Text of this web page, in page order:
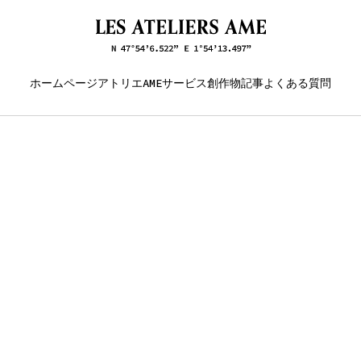
ホームページアトリエAMEサービス創作物記事よくある質問